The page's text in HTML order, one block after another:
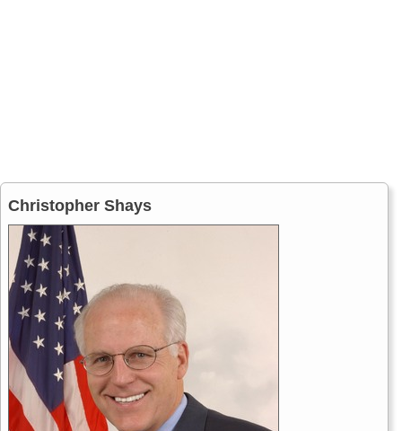
Christopher Shays